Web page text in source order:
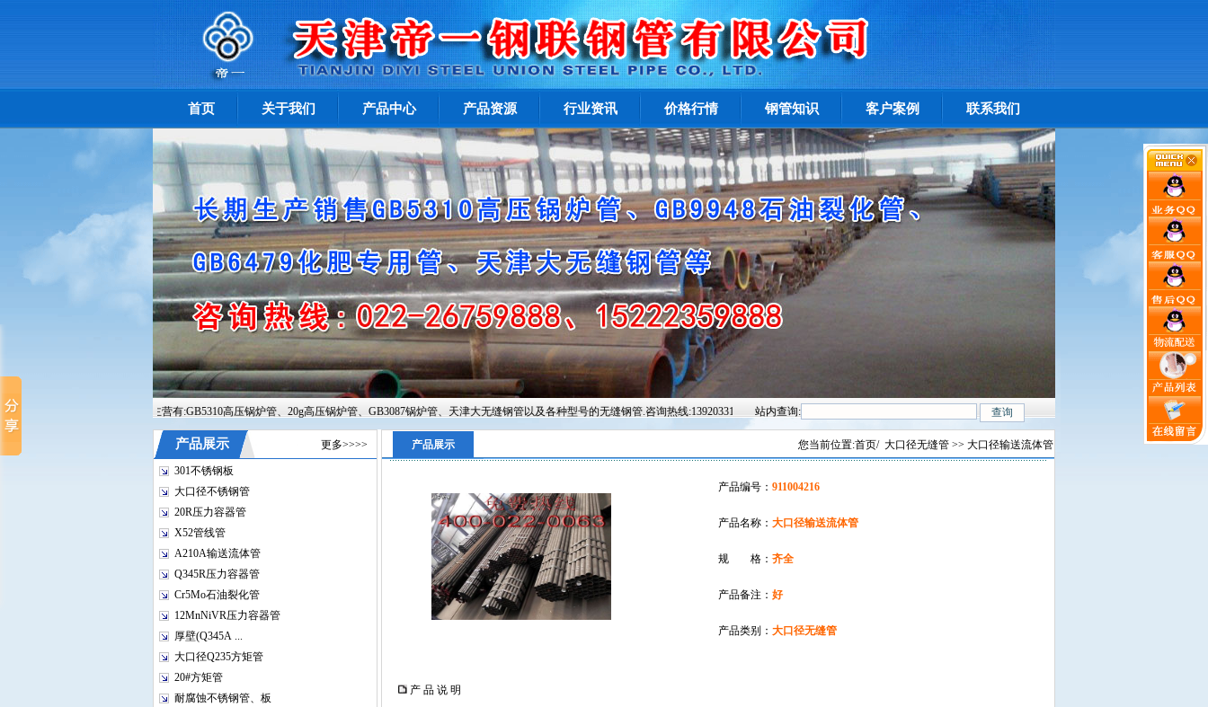
首页 关于我们 产品中心 产品资源 行业资讯 价格行情 钢管知识 客户案例 联系我们
限公司欢迎您的到来!本站主营有:GB5310高压锅炉管、20g高压锅炉管、GB3087锅炉管、天津大无缝钢管以及各种型号的无缝钢管.咨询热线:13920331768. 站内查询:
产品展示 更多>>>>
301不锈钢板
大口径不锈钢管
20R压力容器管
X52管线管
A210A输送流体管
Q345R压力容器管
Cr5Mo石油裂化管
12MnNiVR压力容器管
厚壁(Q345A ...
大口径Q235方矩管
20#方矩管
耐腐蚀不锈钢管、板
产品展示 您当前位置:首页/ 大口径无缝管 >> 大口径输送流体管
产品编号： 911004216
产品名称： 大口径输送流体管
规 格：齐全
产品备注： 好
产品类别： 大口径无缝管
产 品 说 明